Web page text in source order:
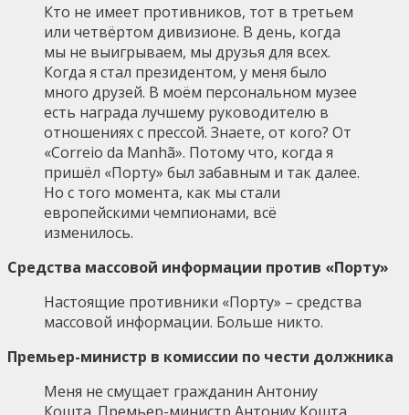
Кто не имеет противников, тот в третьем
или четвёртом дивизионе. В день, когда
мы не выигрываем, мы друзья для всех.
Когда я стал президентом, у меня было
много друзей. В моём персональном музее
есть награда лучшему руководителю в
отношениях с прессой. Знаете, от кого? От
«Correio da Manhã». Потому что, когда я
пришёл «Порту» был забавным и так далее.
Но с того момента, как мы стали
европейскими чемпионами, всё
изменилось.
Средства массовой информации против «Порту»
Настоящие противники «Порту» – средства
массовой информации. Больше никто.
Премьер-министр в комиссии по чести должника
Меня не смущает гражданин Антониу